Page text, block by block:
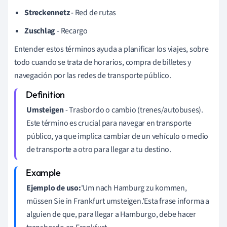
Streckennetz- Red de rutas
Zuschlag- Recargo
Entender estos términos ayuda a planificar los viajes, sobre
todo cuando se trata de horarios, compra de billetes y
navegación por las redes de transporte público.
Umsteigen- Trasbordo o cambio (trenes/autobuses).
Este término es crucial para navegar en transporte
público, ya que implica cambiar de un vehículo o medio
de transporte a otro para llegar a tu destino.
Ejemplo de uso:'Um nach Hamburg zu kommen,
müssen Sie in Frankfurt umsteigen.'Esta frase informa a
alguien de que, para llegar a Hamburgo, debe hacer